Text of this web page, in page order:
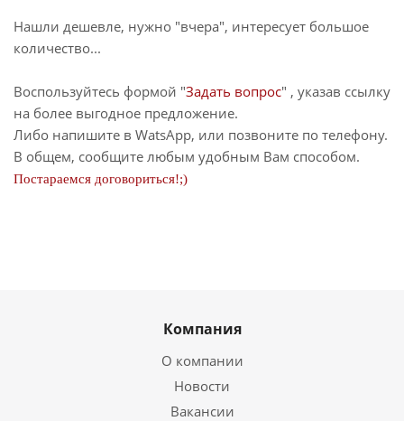
Нашли дешевле, нужно "вчера", интересует большое
количество...
Воспользуйтесь формой "Задать вопрос" , указав ссылку
на более выгодное предложение.
Либо напишите в WatsApp, или позвоните по телефону.
В общем, сообщите любым удобным Вам способом.
Постараемся договориться!;)
Компания
О компании
Новости
Вакансии